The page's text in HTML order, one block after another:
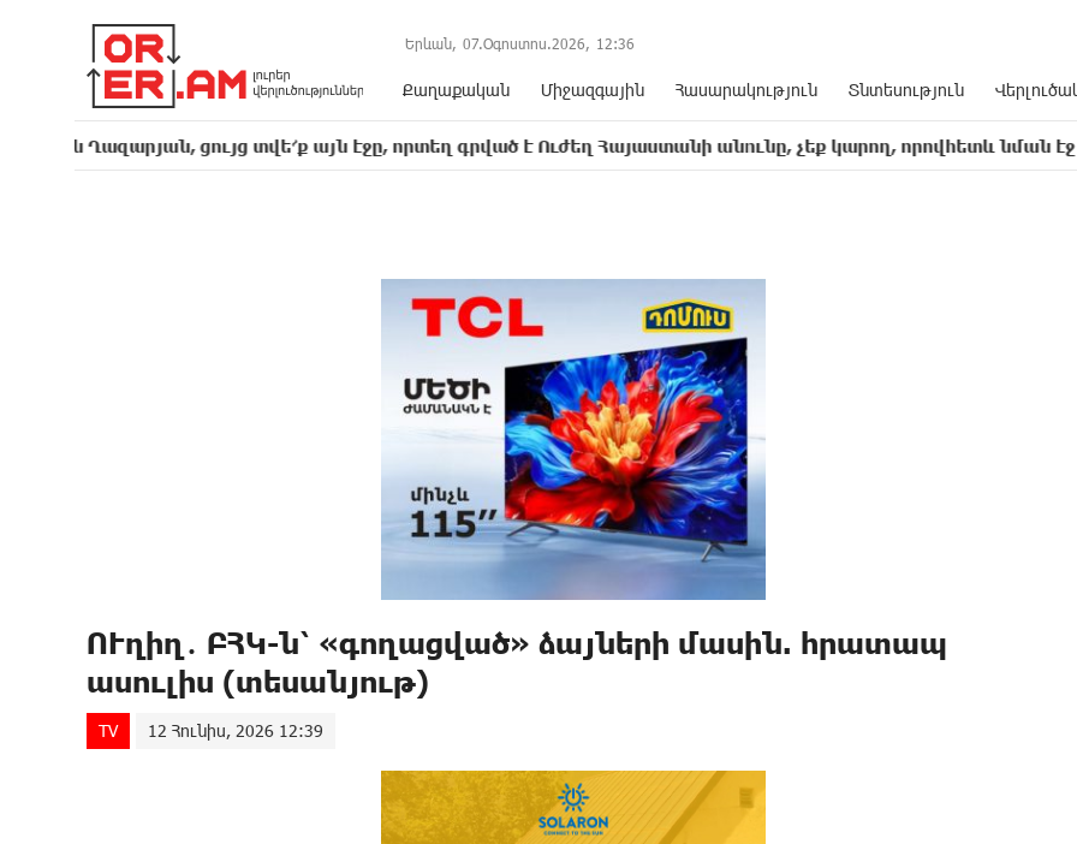
Երևան, 07.Օգոստոս.2026, 12:36
Քաղաքական Միջազգային Հասարակություն Տնտեսություն
ցույց տվե՜ք այն էջը, որտեղ գրված է Ուժեղ Հայաստանի անունը, չեք կարող, որովհետև նման էջ այդ
ՈՒղիղ․ ԲՀԿ-ն՝ «գողացված» ձայների մասին. հրատապ
ասուլիս (տեսանյութ)
TV 12 Հունիս, 2026 12:39